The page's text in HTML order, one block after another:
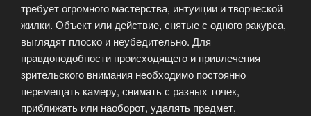
требует огромного мастерства, интуиции и творческой
жилки. Объект или действие, снятые с одного ракурса,
выглядят плоско и неубедительно. Для
правдоподобности происходящего и привлечения
зрительского внимания необходимо постоянно
перемещать камеру, снимать с разных точек,
приближать или наоборот, удалять предмет,